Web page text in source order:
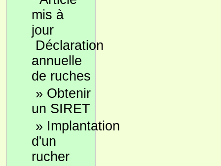
Déclaration
annuelle
de ruches
» Obtenir
un SIRET
» Implantation
d'un
rucher